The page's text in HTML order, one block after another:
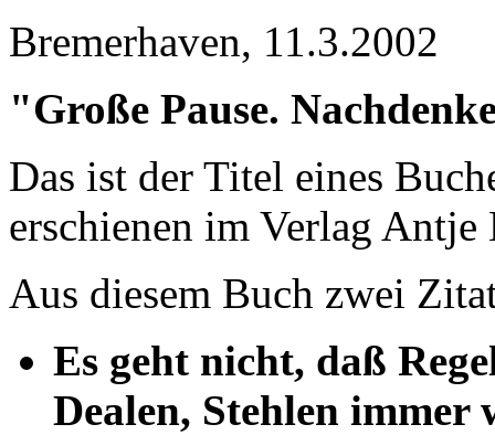
Bremerhaven, 11.3.2002
"Große Pause.
Das ist der Titel eines
erschienen im Verlag Antje
Aus diesem Buch zwei
Es geht nicht, daß
Dealen, Stehlen